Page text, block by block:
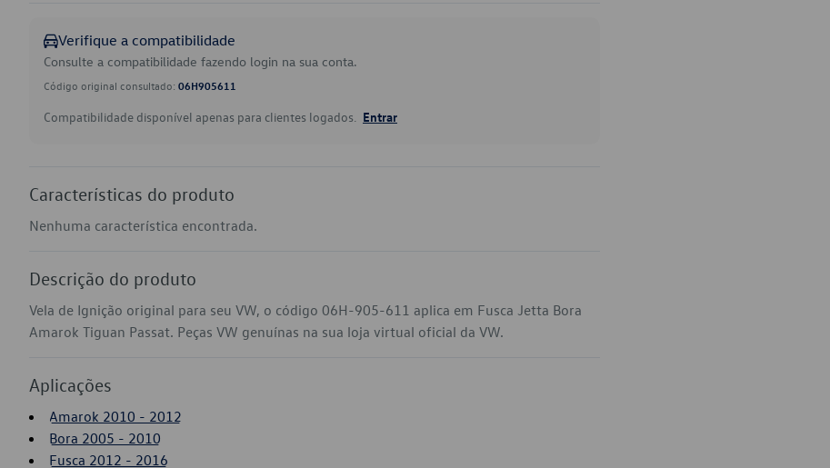
Verifique a compatibilidade
Consulte a compatibilidade fazendo login na sua conta.
Código original consultado: 06H905611
Compatibilidade disponível apenas para clientes logados. Entrar
Características do produto
Nenhuma característica encontrada.
Descrição do produto
Vela de Ignição original para seu VW, o código 06H-905-611 aplica em Fusca Jetta Bora
Amarok Tiguan Passat. Peças VW genuínas na sua loja virtual oficial da VW.
Aplicações
Amarok 2010 - 2012
Bora 2005 - 2010
Fusca 2012 - 2016